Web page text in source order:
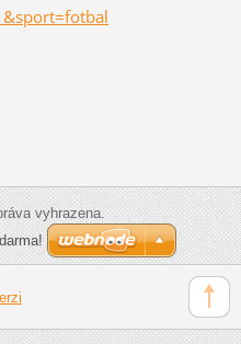
vyhrazena.